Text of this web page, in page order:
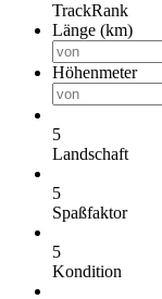
TrackRank
Länge (km)
Höhenmeter
5
Landschaft
5
Spaßfaktor
5
Kondition